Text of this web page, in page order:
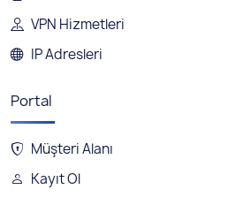
VPN Hizmetleri
IP Adresleri
Portal
Müşteri Alanı
Kayıt Ol